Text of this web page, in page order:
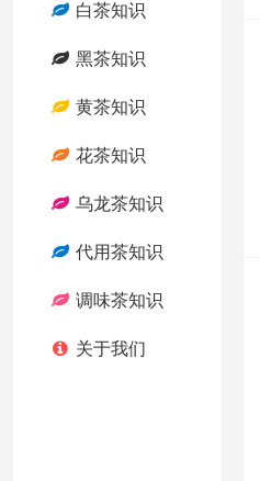
白茶知识
黑茶知识
黄茶知识
花茶知识
乌龙茶知识
代用茶知识
调味茶知识
关于我们